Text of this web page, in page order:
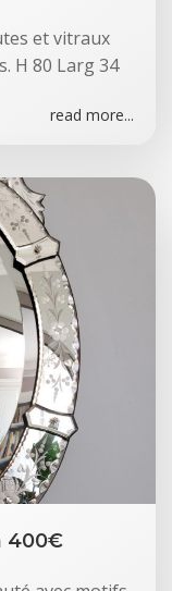
et vitraux
H 80 Larg 34
read more...
400€